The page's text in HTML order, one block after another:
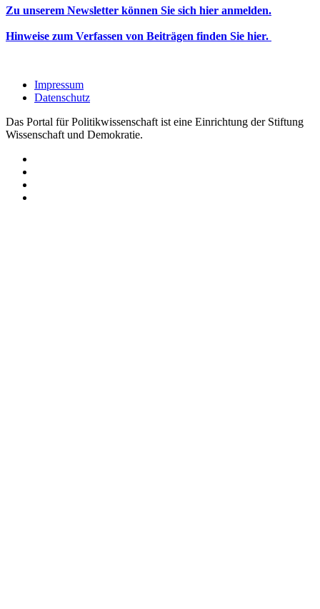
Zu unserem Newsletter können Sie sich hier anmelden.
Hinweise zum Verfassen von Beiträgen finden Sie hier.
Impressum
Datenschutz
Das Portal für Politikwissenschaft ist eine Einrichtung der Stiftung
Wissenschaft und Demokratie.